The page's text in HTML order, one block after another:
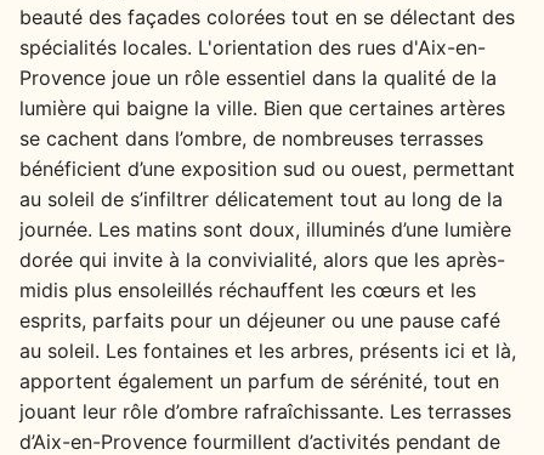
beauté des façades colorées tout en se délectant des
spécialités locales. L'orientation des rues d'Aix-en-
Provence joue un rôle essentiel dans la qualité de la
lumière qui baigne la ville. Bien que certaines artères
se cachent dans l’ombre, de nombreuses terrasses
bénéficient d’une exposition sud ou ouest, permettant
au soleil de s’infiltrer délicatement tout au long de la
journée. Les matins sont doux, illuminés d’une lumière
dorée qui invite à la convivialité, alors que les après-
midis plus ensoleillés réchauffent les cœurs et les
esprits, parfaits pour un déjeuner ou une pause café
au soleil. Les fontaines et les arbres, présents ici et là,
apportent également un parfum de sérénité, tout en
jouant leur rôle d’ombre rafraîchissante. Les terrasses
d’Aix-en-Provence fourmillent d’activités pendant de